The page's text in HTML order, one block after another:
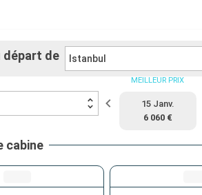
départ de Istanbul
MEILLEUR PRIX
15 Janv.
6 060 €
cabine